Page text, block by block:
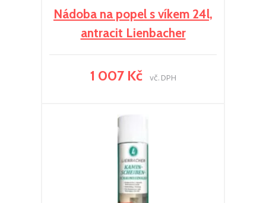
Nádoba na popel s víkem 24l,
antracit Lienbacher
1 007 Kč vč. DPH